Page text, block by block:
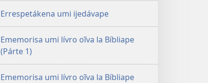
Errespetákena umi ijedávape
Ememorisa umi lívro oĩva la Bíbliape
(Párte 1)
Ememorisa umi lívro oĩva la Bíbliape